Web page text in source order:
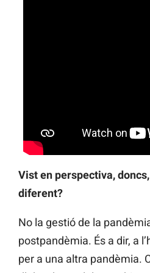
Vist en perspectiva,
diferent?
No la gestió de la
postpandèmia. És a dir, a
per a una altra pandèmia.